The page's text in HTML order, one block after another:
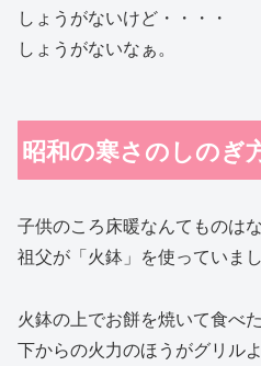
しょうがないけど・・・・
しょうがないなぁ。
昭和の寒さのしのぎ
子供のころ床暖なんてものは
祖父が「火鉢」を使っていまし
火鉢の上でお餅を焼いて食べ
下からの火力のほうがグリル